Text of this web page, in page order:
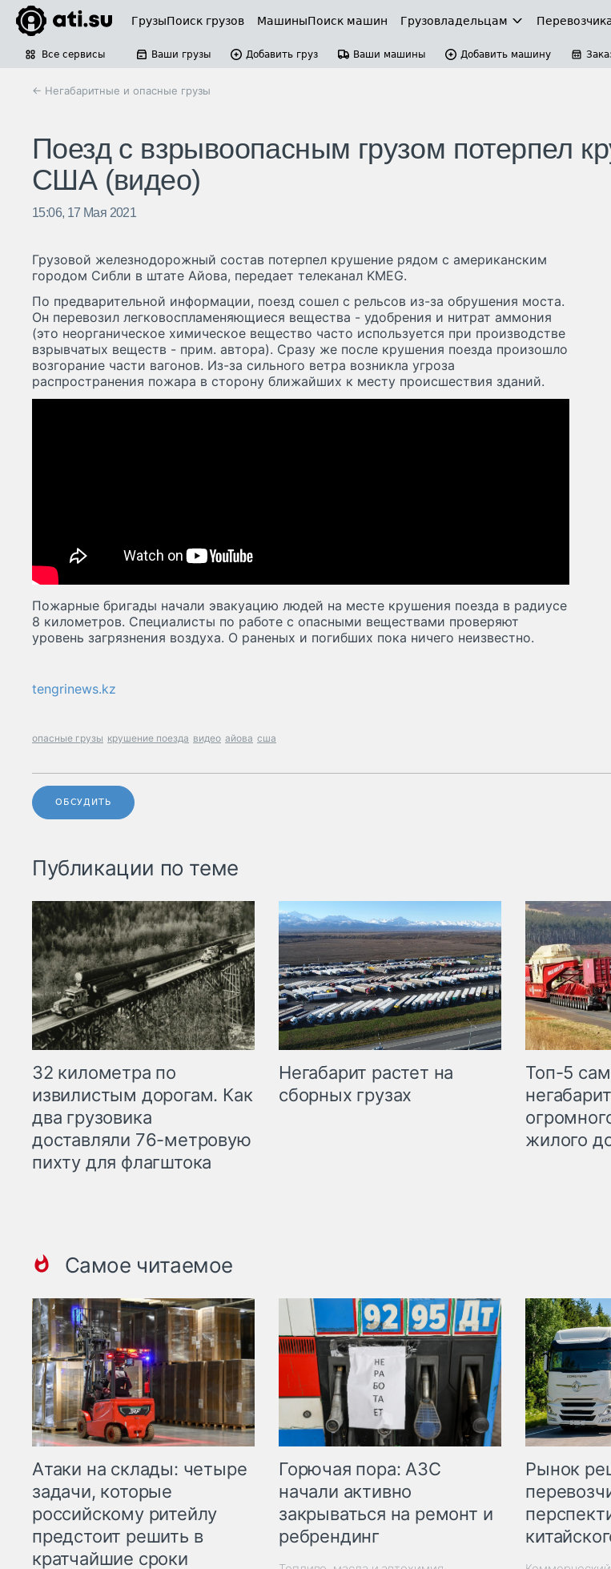
ГрузыПоиск грузов МашиныПоиск машин Грузовладельцам
Все сервисы Ваши грузы Добавить груз Ваши машины Добавить машину
← Негабаритные и опасные грузы
Поезд с взрывоопасным грузом потерпел
США (видео)
15:06, 17 Мая 2021
Грузовой железнодорожный состав потерпел крушение рядом с американским
городом Сибли в штате Айова, передает телеканал KMEG.
По предварительной информации, поезд сошел с рельсов из-за обрушения моста.
Он перевозил легковоспламеняющиеся вещества - удобрения и нитрат аммония
(это неорганическое химическое вещество часто используется при производстве
взрывчатых веществ - прим. автора). Сразу же после крушения поезда произошло
возгорание части вагонов. Из-за сильного ветра возникла угроза
распространения пожара в сторону ближайших к месту происшествия зданий.
Пожарные бригады начали эвакуацию людей на месте крушения поезда в радиусе
8 километров. Специалисты по работе с опасными веществами проверяют
уровень загрязнения воздуха. О раненых и погибших пока ничего неизвестно.
tengrinews.kz
опасные грузы крушение поезда видео айова сша
ОБСУДИТЬ
Публикации по теме
32 километра по
извилистым дорогам. Как
два грузовика
доставляли 76-метровую
пихту для флагштока
Негабарит растет на
сборных грузах
Топ-5
жилого
Самое читаемое
Атаки на склады: четыре
задачи, которые
российскому ритейлу
предстоит решить в
кратчайшие сроки
Горючая пора: АЗС
начали активно
закрываться на ремонт и
ребрендинг
Рынок